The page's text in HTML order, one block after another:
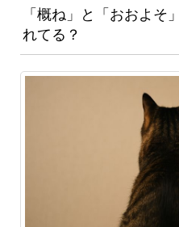
「概ね」と「おおよそ
れてる？